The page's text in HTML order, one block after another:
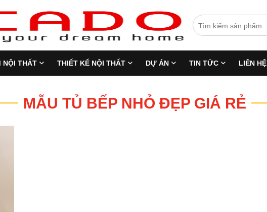
NỘI THẤT THIẾT KẾ NỘI THẤT DỰ ÁN TIN TỨC LIÊN HỆ
MẪU TỦ BẾP NHỎ ĐẸP GIÁ RẺ